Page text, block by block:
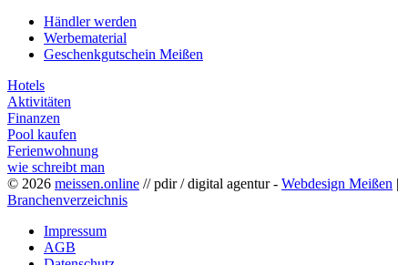
Händler werden
Werbematerial
Geschenkgutschein Meißen
Hotels
Aktivitäten
Finanzen
Pool kaufen
Ferienwohnung
wie schreibt man
© 2026 meissen.online // pdir / digital agentur - Webdesign Meißen |
Branchenverzeichnis
Impressum
AGB